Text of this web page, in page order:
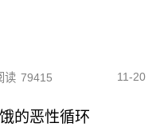
读 79415 11-20
的恶性循环